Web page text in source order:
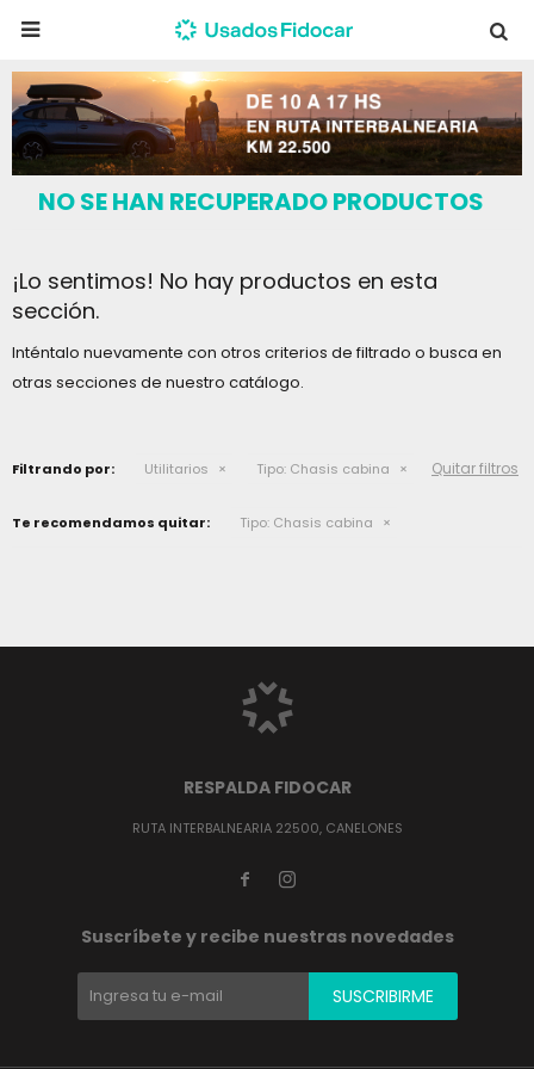

NO SE HAN RECUPERADO PRODUCTOS
¡Lo sentimos! No hay productos en esta
sección.
Inténtalo nuevamente con otros criterios de filtrado o busca en
otras secciones de nuestro catálogo.
Filtrando por: Utilitarios Tipo: Chasis cabina Quitar filtros
Te recomendamos quitar: Tipo: Chasis cabina
RESPALDA FIDOCAR
RUTA INTERBALNEARIA 22500, CANELONES
 
Suscríbete y recibe nuestras novedades
SUSCRIBIRME